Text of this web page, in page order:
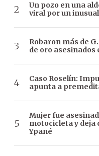
Un pozo en una
viral por un
Robaron más de
de oro asesinados
Caso Roselín:
apunta a
Mujer fue
motocicleta y deja
Ypané